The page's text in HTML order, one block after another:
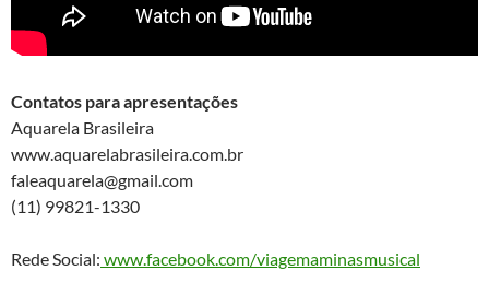
Contatos para apresentações
Aquarela Brasileira
www.aquarelabrasileira.com.br
faleaquarela@gmail.com
(11) 99821-1330
Rede Social: www.facebook.com/viagemaminasmusical